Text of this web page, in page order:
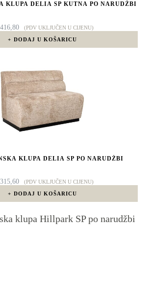
KLUPA DELIA SP KUTNA PO NARUDŽBI
(PDV UKLJUČEN U CIJENU)
DODAJ U KOŠARICU
KLUPA DELIA SP PO NARUDŽBI
(PDV UKLJUČEN U CIJENU)
DODAJ U KOŠARICU